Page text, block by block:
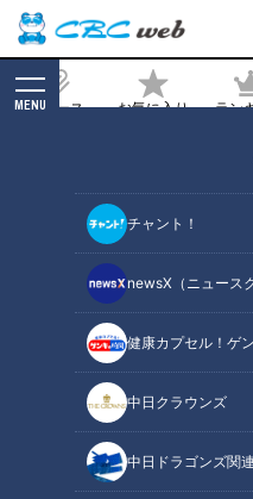
ニュース お気に入り ラン
MENU
チャント！
newsX（ニュース
健康カプセル！ゲ
中日クラウンズ
中日ドラゴンズ関
な―。元燕のエー
エール